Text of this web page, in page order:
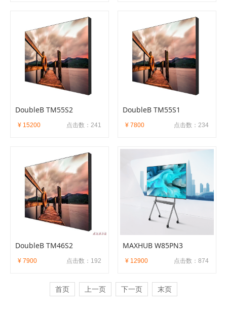
DoubleB TM55S2
点击数：241
¥ 15200
DoubleB TM55S1
点击数：234
¥ 7800
DoubleB TM46S2
点击数：192
¥ 7900
MAXHUB W85PN3
点击数：874
¥ 12900
首页 上一页 下一页 末页